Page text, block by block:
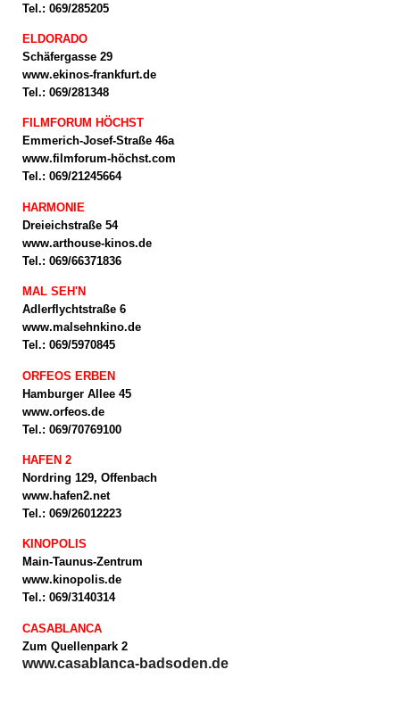
Tel.: 069/285205
ELDORADO
Schäfergasse 29
www.ekinos-frankfurt.de
Tel.: 069/281348
FILMFORUM HÖCHST
Emmerich-Josef-Straße 46a
www.filmforum-höchst.com
Tel.: 069/21245664
HARMONIE
Dreieichstraße 54
www.arthouse-kinos.de
Tel.: 069/66371836
MAL SEH'N
Adlerflychtstraße 6
www.malsehnkino.de
Tel.: 069/5970845
ORFEOS ERBEN
Hamburger Allee 45
www.orfeos.de
Tel.: 069/70769100
HAFEN 2
Nordring 129, Offenbach
www.hafen2.net
Tel.: 069/26012223
KINOPOLIS
Main-Taunus-Zentrum
www.kinopolis.de
Tel.: 069/3140314
CASABLANCA
Zum Quellenpark 2
www.casablanca-badsoden.de